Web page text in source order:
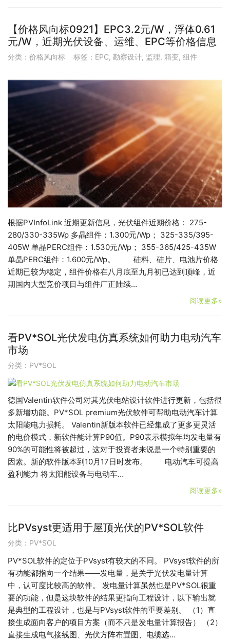
【价格风向标0921】EPC3.2元/W，浮体0.61
元/W，近期光伏设备、运维、EPC等价格信息
分类： 价格风向标 标签： EPC, 勘察设计, 监理, 箱变, 组件
根据PVInfoLink 近期更新信息，光伏组件近期价格： 275-
280/330-335Wp 多晶组件：1.300元/Wp； 325-335/395-
405W 单晶PERC组件：1.530元/Wp； 355-365/425-435W
单晶PERC组件：1.600元/Wp。 硅料、硅片、电池片价格
近期已较为稳定，组件价格在八月底至九月初已达到顶峰，近
期国内大型竞价项目与组件厂正陆续…
阅读更多»
看PV*SOL光伏发电仿真系统如何助力电动汽车
市场
分类： PV*SOL
德国Valentin软件公司对其光伏电站设计软件进行更新，包括很
多新增功能。PV*SOL premium光伏软件可帮助电动汽车计算
太阳能电力损耗。 Valentin新版本软件已经集成了更多更灵活
的电价模式，新软件能计算P90值。P90表示模拟年均发电量有
90%的可能性将被超过，这对于投资者来说是一个特别重要的
因素。新的软件版本到10月17日时发布。 电动汽车可提高
盈利能力 将太阳能设备与电动车…
阅读更多»
比PVsyst更适用于屋顶光伏的PV*SOL软件
分类： PV*SOL
PV*SOL软件的定位于PVsyst有较大的不同。 PVsyst软件的所
有功能都指向一个结果——发电量，是关于光伏发电量计算
中，认可度比较高的软件。 发电量计算虽然也是PV*SOL很重
要的功能，但是这块软件的结果更指向工程设计，以下输出就
是典型的工程设计，也是与PVsyst软件的重要差别。 （1）直
接生成面向客户的项目方案（而不只是发电量计算报告） （2）
直接生成电气接线图、光伏方阵布置图、电缆选…